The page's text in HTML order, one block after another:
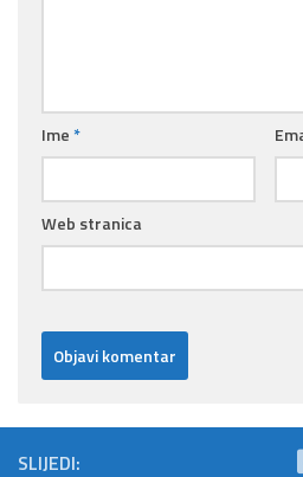
Ime *
Web stranica
SLIJEDI: